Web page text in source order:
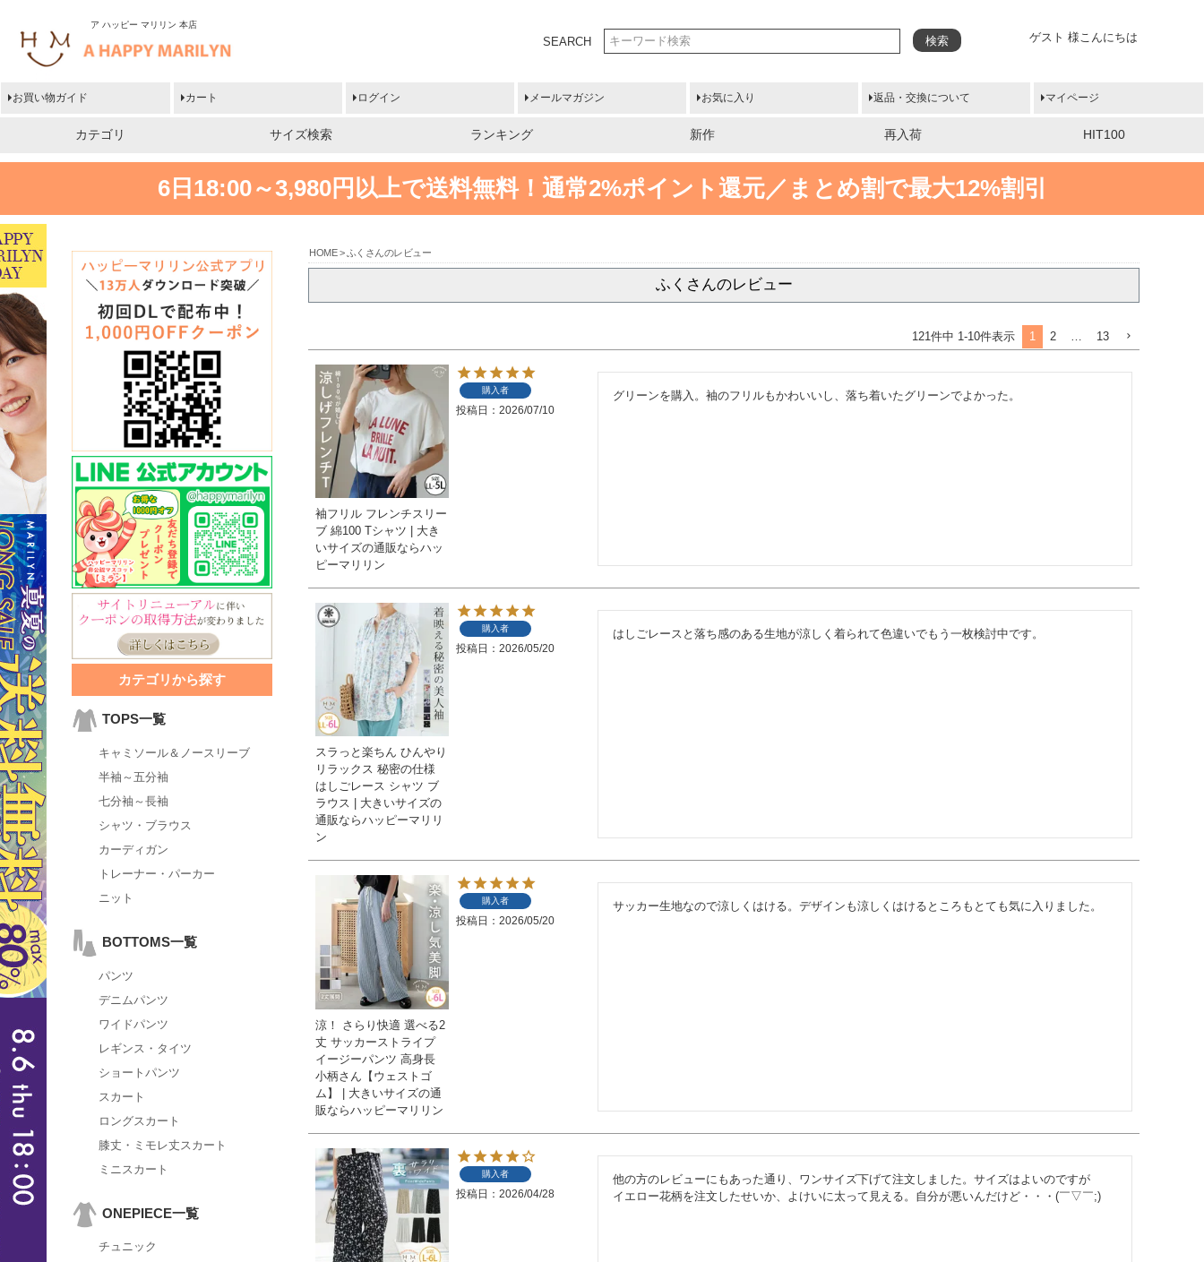
ア ハッピー マリリン 本店
ゲスト 様こんにちは
SEARCH 検索
お買い物ガイド カート ログイン メールマガジン お気に入り 返品・交換について マイページ
カテゴリ サイズ検索 ランキング 新作 再入荷 HIT100
6日18:00～3,980円以上で送料無料！ 通常2%ポイント還元／まとめ割で最大12%割引
カテゴリから探す
TOPS一覧
キャミソール＆ノースリーブ
半袖～五分袖
七分袖～長袖
シャツ・ブラウス
カーディガン
トレーナー・パーカー
ニット
BOTTOMS一覧
パンツ
デニムパンツ
ワイドパンツ
レギンス・タイツ
ショートパンツ
スカート
ロングスカート
膝丈・ミモレ丈スカート
ミニスカート
ONEPIECE一覧
チュニック
HOME ふくさんのレビュー
ふくさんのレビュー
121件中 1-10件表示 1 2 13
袖フリル フレンチスリー
ブ 綿100 Tシャツ | 大き
いサイズの通販ならハッ
ピーマリリン
購入者
投稿日 2026/07/10
グリーンを購入。袖のフリルもかわいいし、落ち着いたグリーンでよかった。
スラっと楽ちん ひんやり
リラックス 秘密の仕様
はしごレース シャツ ブ
ラウス | 大きいサイズの
通販ならハッピーマリリ
ン
購入者
投稿日 2026/05/20
はしごレースと落ち感のある生地が涼しく着られて色違いでもう一枚検討中です。
涼！ さらり快適 選べる2
丈 サッカーストライプ
イージーパンツ 高身長
小柄さん【ウェストゴ
ム】 | 大きいサイズの通
販ならハッピーマリリン
購入者
投稿日 2026/05/20
サッカー生地なので涼しくはける。デザインも涼しくはけるところもとても気に入りました。
購入者
投稿日 2026/04/28
他の方のレビューにもあった通り、ワンサイズ下げて注文しました。サイズはよいのですが
イエロー花柄を注文したせいか、よけいに太って見える。自分が悪いんだけど・・・(￣▽￣;)